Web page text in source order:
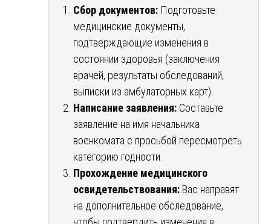
Сбор документов: Подготовьте
медицинские документы,
подтверждающие изменения в
состоянии здоровья (заключения
врачей, результаты обследований,
выписки из амбулаторных карт).
Написание заявления: Составьте
заявление на имя начальника
военкомата с просьбой пересмотреть
категорию годности.
Прохождение медицинского
освидетельствования: Вас направят
на дополнительное обследование,